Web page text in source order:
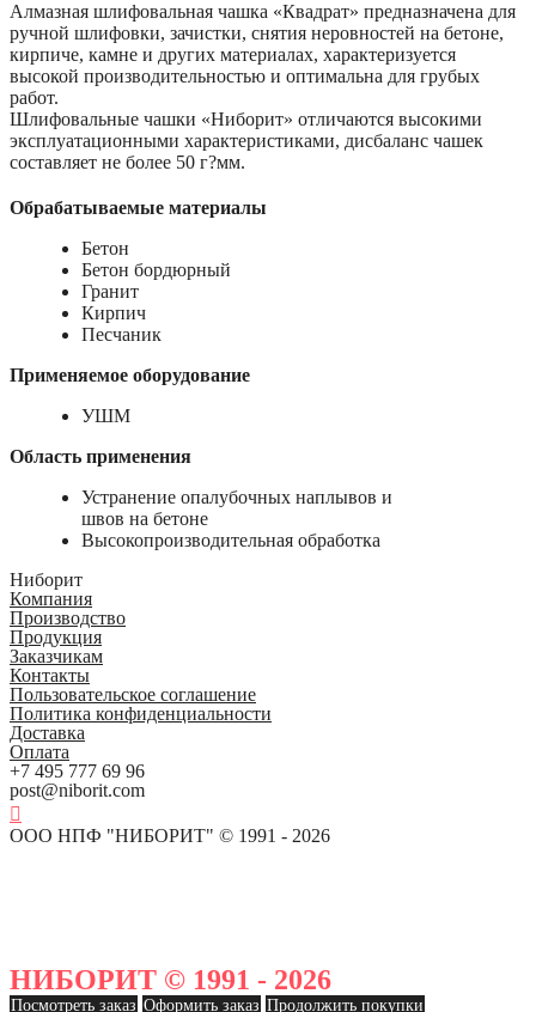
Алмазная шлифовальная чашка «Квадрат» предназначена для
ручной шлифовки, зачистки, снятия неровностей на бетоне,
кирпиче, камне и других материалах, характеризуется
высокой производительностью и оптимальна для грубых
работ.
Шлифовальные чашки «Ниборит» отличаются высокими
эксплуатационными характеристиками, дисбаланс чашек
составляет не более 50 г?мм.
Обрабатываемые материалы
Бетон
Бетон бордюрный
Гранит
Кирпич
Песчаник
Применяемое оборудование
УШМ
Область применения
Устранение опалубочных наплывов и
швов на бетоне
Высокопроизводительная обработка
Ниборит
Компания
Производство
Продукция
Заказчикам
Контакты
Пользовательское соглашение
Политика конфиденциальности
Доставка
Оплата
+7 495 777 69 96
post@niborit.com
ООО НПФ "НИБОРИТ" © 1991 - 2026
НИБОРИТ © 1991 - 2026
Посмотреть заказ Оформить заказ Продолжить покупки